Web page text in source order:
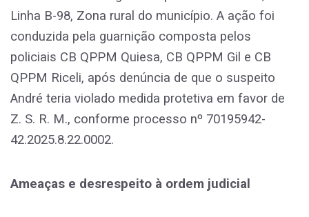
Linha B-98, Zona rural do município. A ação foi
conduzida pela guarnição composta pelos
policiais CB QPPM Quiesa, CB QPPM Gil e CB
QPPM Riceli, após denúncia de que o suspeito
André teria violado medida protetiva em favor de
Z. S. R. M., conforme processo nº 70195942-
42.2025.8.22.0002.
Ameaças e desrespeito à ordem judicial